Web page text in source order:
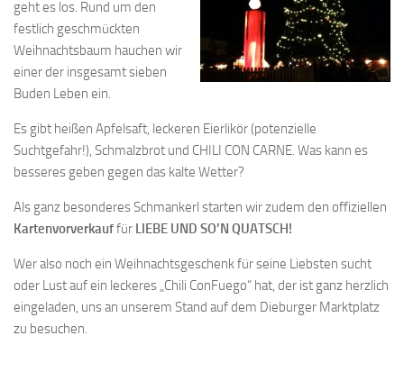
geht es los. Rund um den
festlich geschmückten
Weihnachtsbaum hauchen wir
einer der insgesamt sieben
Buden Leben ein.
Es gibt heißen Apfelsaft, leckeren Eierlikör (potenzielle
Suchtgefahr!), Schmalzbrot und CHILI CON CARNE. Was kann es
besseres geben gegen das kalte Wetter?
Als ganz besonderes Schmankerl starten wir zudem den offiziellen
Kartenvorverkauffür LIEBE UND SO’N QUATSCH!
Wer also noch ein Weihnachtsgeschenk für seine Liebsten sucht
oder Lust auf ein leckeres „Chili ConFuego“ hat, der ist ganz herzlich
eingeladen, uns an unserem Stand auf dem Dieburger Marktplatz
zu besuchen.